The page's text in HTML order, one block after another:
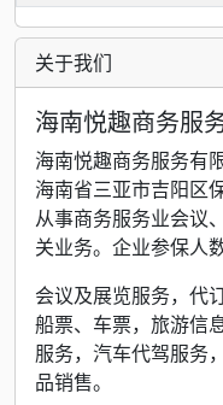
关于我们
海南悦趣商务服
海南悦趣商务服务有
海南省三亚市吉阳区
从事商务服务业会议
关业务。企业参保人
会议及展览服务，代
船票、车票，旅游信
服务，汽车代驾服务
品销售。